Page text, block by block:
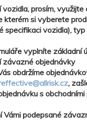
vozidla, prosím,
kterém si vyberete
specifikaci vozidla),
vyplníte základní
závazné objednávky
obdržíme
,
s obchodními
Vámi podepsané